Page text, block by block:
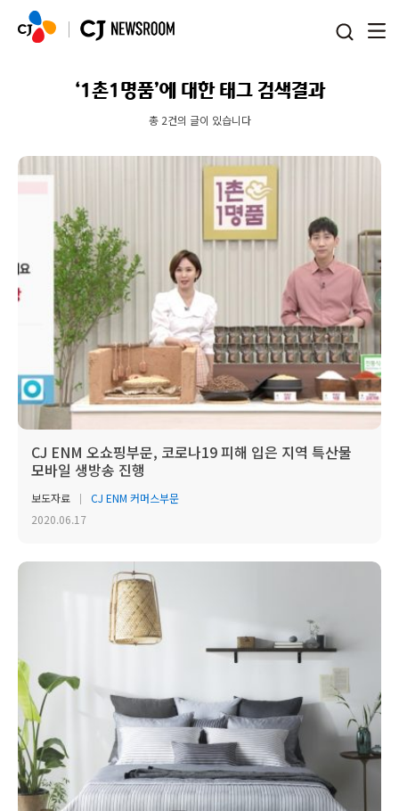
‘1촌1명품’에 대한 태그 검색결과
총 2건의 글이 있습니다
CJ ENM 오쇼핑부문, 코로나19 피해 입은 지역 특산물
모바일 생방송 진행
보도자료
CJ ENM 커머스부문
2020.06.17